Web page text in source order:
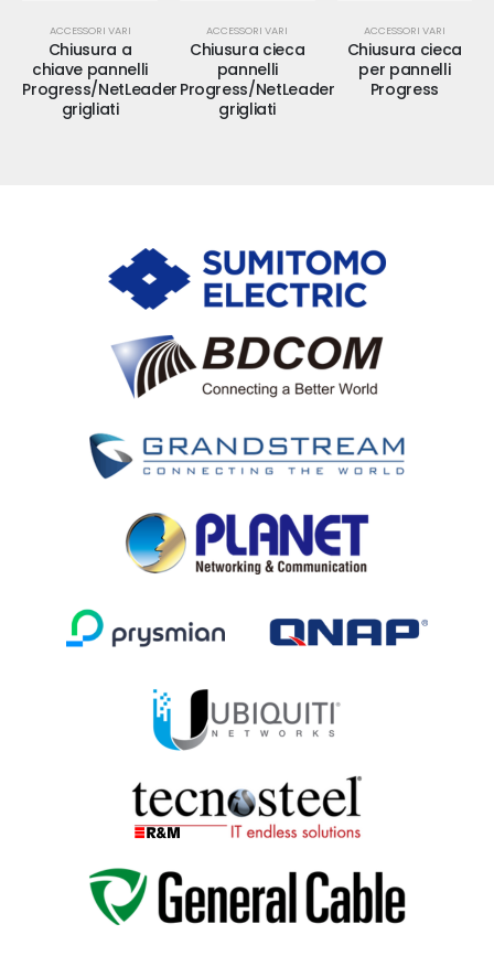
ACCESSORI VARI
Chiusura a
chiave pannelli
Progress/NetLeader
grigliati
ACCESSORI VARI
Chiusura cieca
pannelli
Progress/NetLeader
grigliati
ACCESSORI VARI
Chiusura cieca
per pannelli
Progress